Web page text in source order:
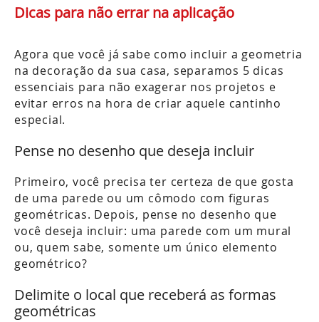
Dicas para não errar na aplicação
Agora que você já sabe como incluir a geometria
na decoração da sua casa, separamos 5 dicas
essenciais para não exagerar nos projetos e
evitar erros na hora de criar aquele cantinho
especial.
Pense no desenho que deseja incluir
Primeiro, você precisa ter certeza de que gosta
de uma parede ou um cômodo com figuras
geométricas. Depois, pense no desenho que
você deseja incluir: uma parede com um mural
ou, quem sabe, somente um único elemento
geométrico?
Delimite o local que receberá as formas
geométricas